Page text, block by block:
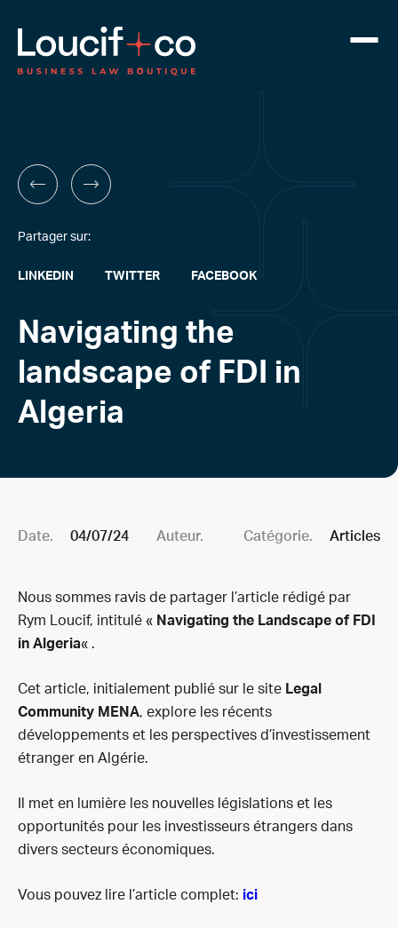
Partager sur:
LINKEDIN TWITTER FACEBOOK
Navigating the
landscape of FDI in
Algeria
Date. 04/07/24 Auteur. Catégorie. Articles
Nous sommes ravis de partager l’article rédigé par
Rym Loucif, intitulé « Navigating the Landscape of FDI
in Algeria« .
Cet article, initialement publié sur le site Legal
Community MENA, explore les récents
développements et les perspectives d’investissement
étranger en Algérie.
Il met en lumière les nouvelles législations et les
opportunités pour les investisseurs étrangers dans
divers secteurs économiques.
Vous pouvez lire l’article complet: ici